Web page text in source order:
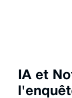
IA et